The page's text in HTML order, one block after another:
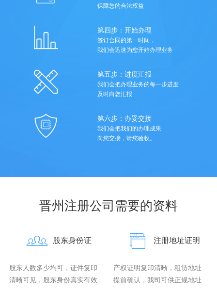
保障您的合法权益
第四步：开始办理
签订合同的第一时间，
我们会迅速为您开始办理业务
第五步：进度汇报
我们会把办理业务的每一步进度
及时向您汇报
第六步：办妥交接
我们会把我们的办理成果
向您交接，请您验收。
晋州注册公司需要的资料
股东身份证
股东人数多少均可，证件复印
清晰可见，股东身份真实有效
注册地址证明
产权证明复印清晰，租赁地址
提前确认，我司可供正规地址